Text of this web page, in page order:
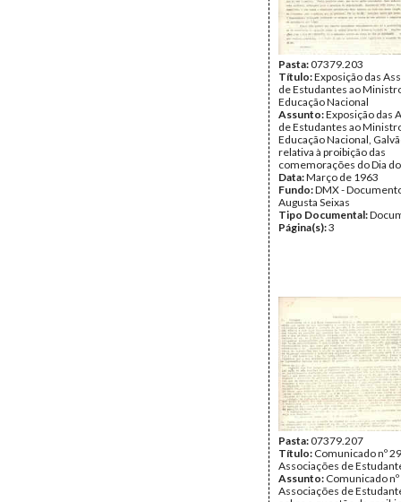
Pasta:07379.203
Título:Exposição das
de Estudantes ao
Educação Nacional
Assunto:Exposição das
de Estudantes ao
Educação Nacional,
relativa à proibição das
comemorações do Dia
Data:Março de 1963
Fundo:DMX -
Augusta Seixas
Tipo Documental:
Página(s):3
Pasta:07379.207
Título: Comunicado nº
Associações de
Assunto: Comunicado
Associações de